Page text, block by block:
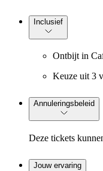
Inclusief
Ontbijt in
Keuze uit 3
Annuleringsbeleid
Deze tickets
Jouw ervaring